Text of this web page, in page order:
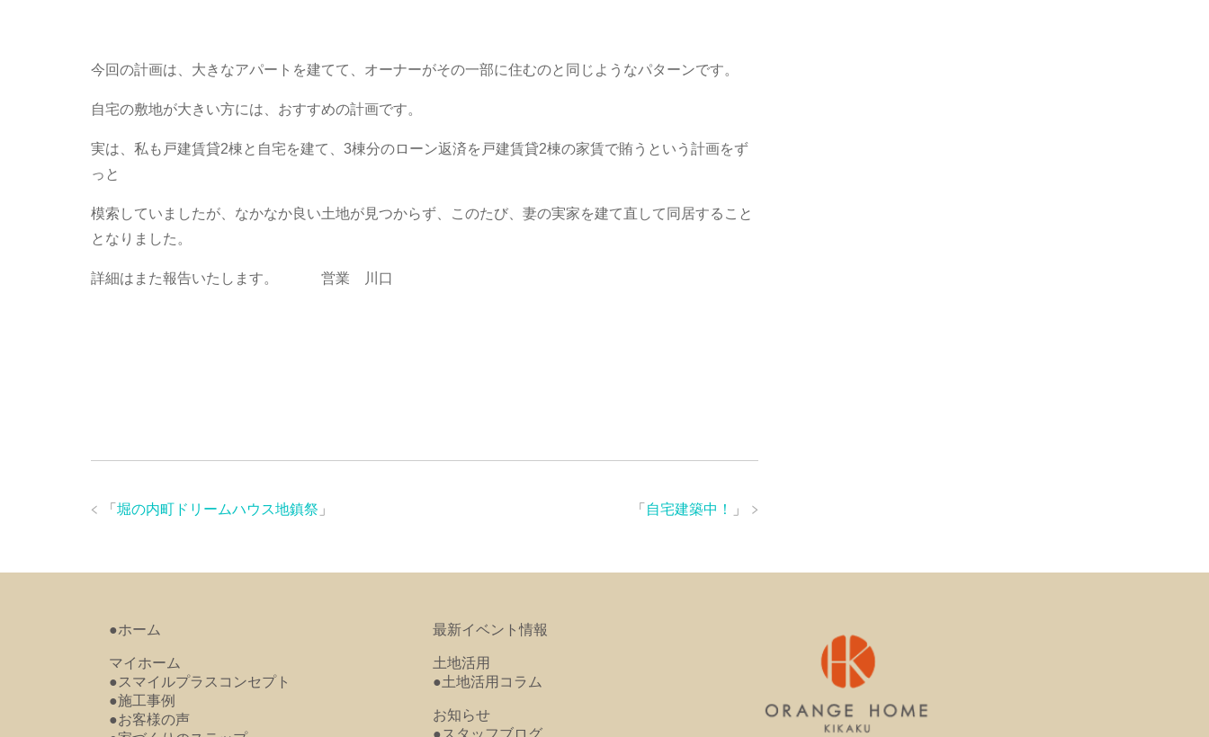
今回の計画は、大きなアパートを建てて、オーナーがその一部に住むのと同じようなパターンです。
自宅の敷地が大きい方には、おすすめの計画です。
実は、私も戸建賃貸2棟と自宅を建て、3棟分のローン返済を戸建賃貸2棟の家賃で賄うという計画をず
っと
模索していましたが、なかなか良い土地が見つからず、このたび、妻の実家を建て直して同居すること
となりました。
詳細はまた報告いたします。 営業 川口
「 自宅建築中！ 」
「 堀の内町ドリームハウス地鎮祭 」
●ホーム
マイホーム
●スマイルプラスコンセプト
●施工事例
●お客様の声
最新イベント情報
土地活用
●土地活用コラム
お知らせ
●スタッフブログ